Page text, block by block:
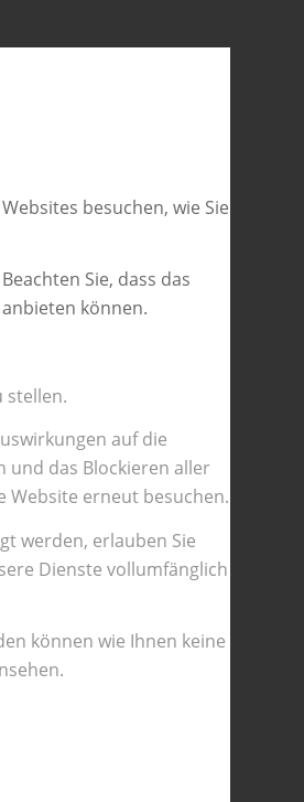
besuchen, wie Sie
Sie, dass das
können.
stellen.
auf die
und das Blockieren aller
Website erneut besuchen.
werden, erlauben Sie
Dienste vollumfänglich
können wie Ihnen keine